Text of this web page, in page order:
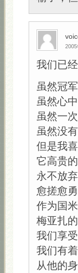
我们已
虽然冠
虽然心
虽然一
虽然没
但是我
它高贵的
永不放
愈搓愈
作为国
梅亚扎
我们享
我们有
从他的